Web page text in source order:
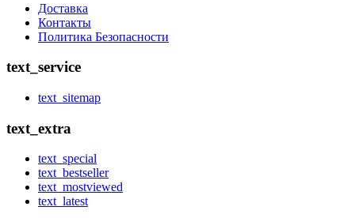
Доставка
Контакты
Политика Безопасности
text_service
text_sitemap
text_extra
text_special
text_bestseller
text_mostviewed
text_latest